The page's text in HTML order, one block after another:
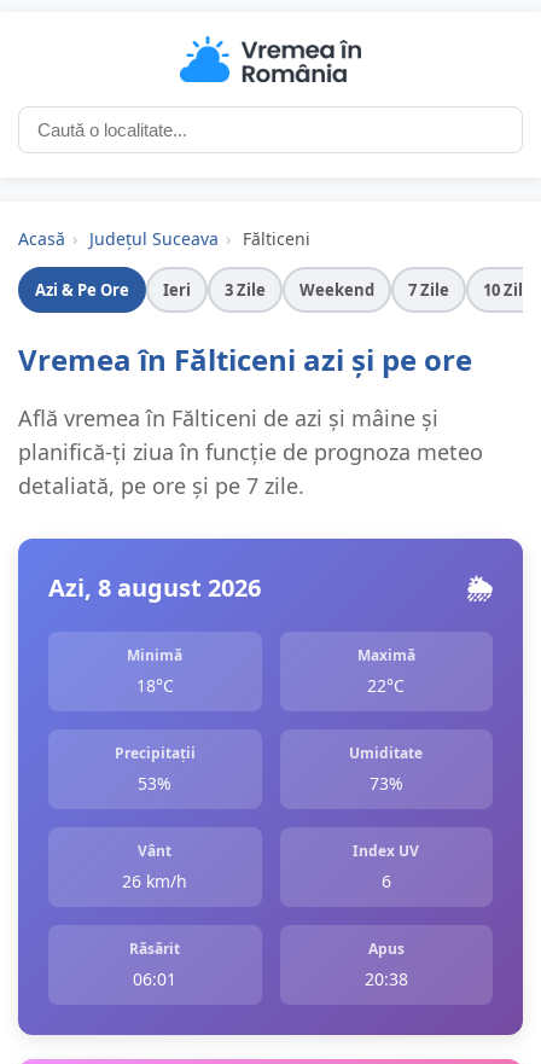
Acasă › Județul Suceava › Fălticeni
Azi & Pe Ore Ieri 3 Zile Weekend 7 Zile 10 Zile
Vremea în Fălticeni azi și pe ore
Află vremea în Fălticeni de azi și mâine și
planifică-ți ziua în funcție de prognoza meteo
detaliată, pe ore și pe 7 zile.
Azi, 8 august 2026 🌦️
Minimă
18°C
Maximă
22°C
Precipitații
53%
Umiditate
73%
Vânt
26 km/h
Index UV
6
Răsărit
06:01
Apus
20:38